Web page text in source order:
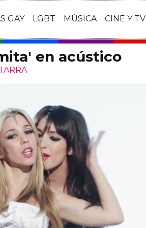
GAY LGBT MÚSICA CINE Y TV
en acústico